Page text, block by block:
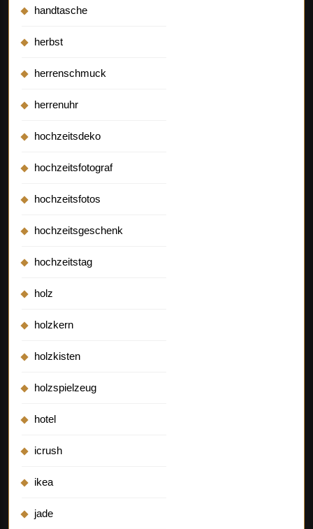
handtasche
herbst
herrenschmuck
herrenuhr
hochzeitsdeko
hochzeitsfotograf
hochzeitsfotos
hochzeitsgeschenk
hochzeitstag
holz
holzkern
holzkisten
holzspielzeug
hotel
icrush
ikea
jade